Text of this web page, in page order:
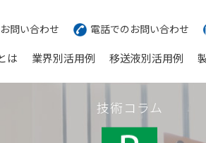
問い合わせ 電話でのお問い合わせ
は 業界別活用例 移送液別活用例
技術コラム